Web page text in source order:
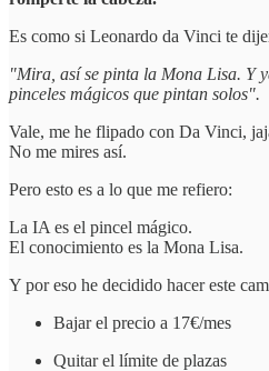
Es como si Leonardo da Vinci te
"Mira, así se pinta la Mona Lisa. Y
pinceles mágicos que pintan solos".
Vale, me he flipado con Da Vinci,
No me mires así.
Pero esto es a lo que me refiero:
La IA es el pincel mágico.
El conocimiento es la Mona Lisa.
Y por eso he decidido hacer este
Bajar el precio a 17€/mes
Quitar el límite de plazas